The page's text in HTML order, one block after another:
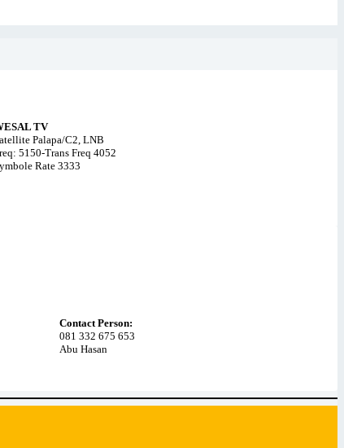
TV
Palapa/C2, LNB
5150-Trans Freq 4052
Rate 3333
Contact Person:
081 332 675 653
Abu Hasan